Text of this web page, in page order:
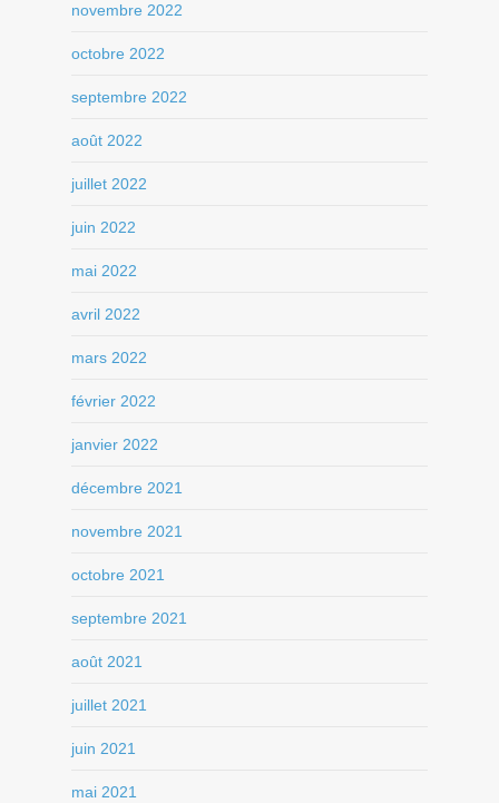
novembre 2022
octobre 2022
septembre 2022
août 2022
juillet 2022
juin 2022
mai 2022
avril 2022
mars 2022
février 2022
janvier 2022
décembre 2021
novembre 2021
octobre 2021
septembre 2021
août 2021
juillet 2021
juin 2021
mai 2021